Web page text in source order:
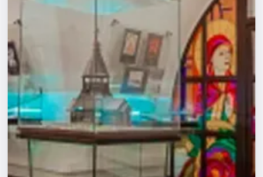
События
Города
Площадки
Артисты
Рейтинги